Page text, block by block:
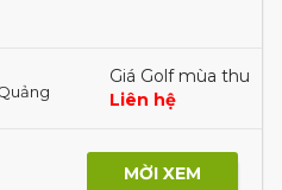
Giá Golf mùa thu
Liên hệ
MỜI XEM